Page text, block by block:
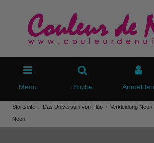
Menu Suche Anmelden
Startseite Das Universum von Fluo Verkleidung Neon
Neon